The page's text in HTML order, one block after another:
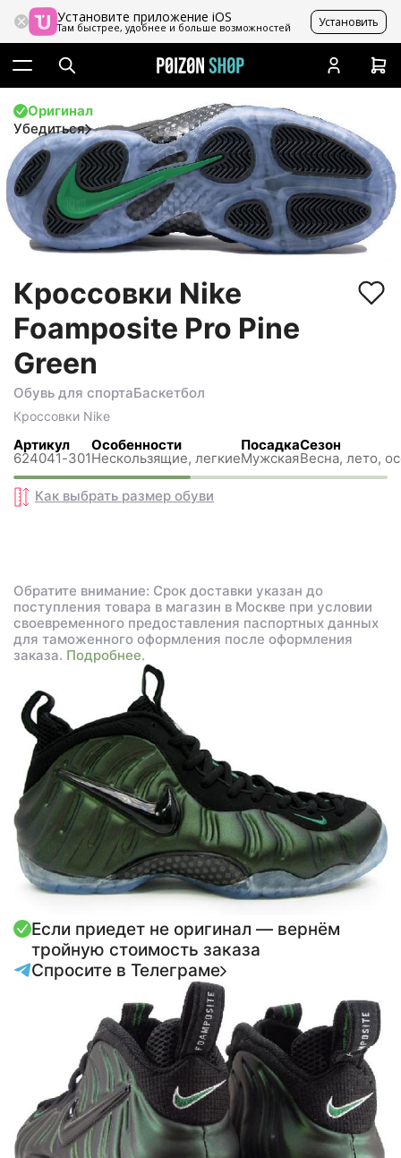
Установите приложение iOS
Там быстрее, удобнее и больше возможностей Установить
Оригинал
Убедиться
Кроссовки Nike
Foamposite Pro Pine
Green
Обувь для спортаБаскетбол
Кроссовки Nike
Артикул
624041-301
Особенности
Нескользящиe, легкие
Посадка
Мужская
Сезон
Весна, лето,
Как выбрать размер обуви
Обратите внимание: Срок доставки указан до
поступления товара в магазин в Москве при условии
своевременного предоставления паспортных данных
для таможенного оформления после оформления
заказа. Подробнее.
Если приедет не оригинал — вернём
тройную стоимость заказа
Спросите в Телеграме